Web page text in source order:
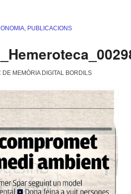
, PUBLICACIONS
DE MEMÒRIA DIGITAL BORDILS